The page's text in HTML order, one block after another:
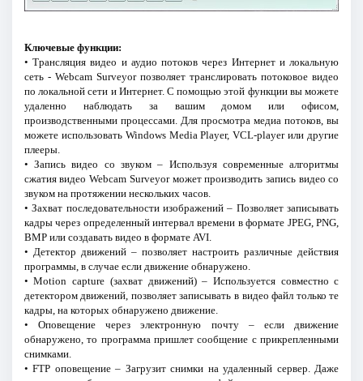
Ключевые функции:
• Трансляция видео и аудио потоков через Интернет и локальную
сеть - Webcam Surveyor позволяет транслировать потоковое видео
по локальной сети и Интернет. С помощью этой функции вы можете
удаленно наблюдать за вашим домом или офисом,
производственными процессами. Для просмотра медиа потоков, вы
можете использовать Windows Media Player, VCL-player или другие
плееры.
• Запись видео со звуком – Используя современные алгоритмы
сжатия видео Webcam Surveyor может производить запись видео со
звуком на протяжении нескольких часов.
• Захват последовательности изображений – Позволяет записывать
кадры через определенный интервал времени в формате JPEG, PNG,
BMP или создавать видео в формате AVI.
• Детектор движений – позволяет настроить различные действия
программы, в случае если движение обнаружено.
• Motion capture (захват движений) – Используется совместно с
детектором движений, позволяет записывать в видео файл только те
кадры, на которых обнаружено движение.
• Оповещение через электронную почту – если движение
обнаружено, то программа пришлет сообщение с прикрепленными
снимками.
• FTP оповещение – Загрузит снимки на удаленный сервер. Даже